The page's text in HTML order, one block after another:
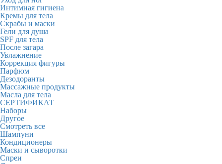
Интимная гигиена
Кремы для тела
Скрабы и маски
Гели для душа
SPF для тела
После загара
Увлажнение
Коррекция фигуры
Парфюм
Дезодоранты
Массажные продукты
Масла для тела
СЕРТИФИКАТ
Наборы
Другое
Смотреть все
Шампуни
Кондиционеры
Маски и сыворотки
Спреи